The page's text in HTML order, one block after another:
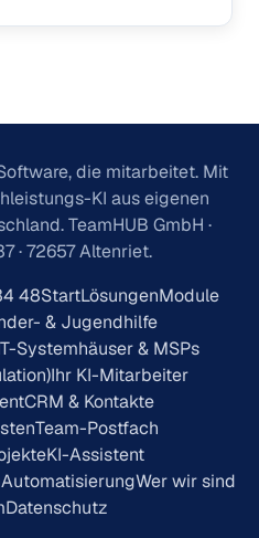
die mitarbeitet. Mit
KI aus eigenen
TeamHUB GmbH ·
· 72657 Altenriet.
48StartLösungenModule
& Jugendhilfe
Systemhäuser & MSPs
Ihr KI-Mitarbeiter
CRM & Kontakte
Team-Postfach
KI-Assistent
AutomatisierungWer wir sind
Datenschutz